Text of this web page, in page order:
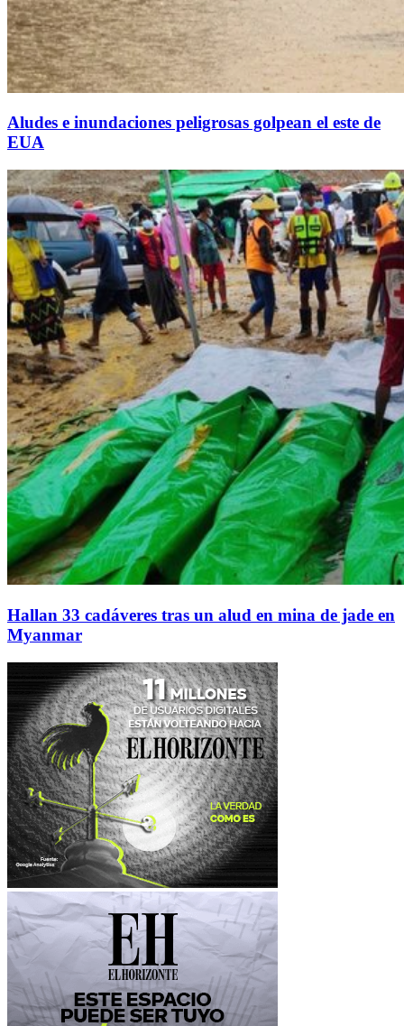
Aludes e inundaciones peligrosas golpean el este de
EUA
Hallan 33 cadáveres tras un alud en mina de jade en
Myanmar